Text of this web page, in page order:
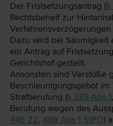
Der Fristsetzungsantrag (§
Rechtsbehelf zur
Verfahrensverzögerungen
Dazu wird bei Säumigkeit
ein Antrag auf
Gerichtshof gestellt.
Ansonsten sind Verstöße
Beschleunigungsgebot im
Strafberufung (§ 283 Abs 1,
Berufung wegen des
446 Z2, 489 Abs 1 StPO)